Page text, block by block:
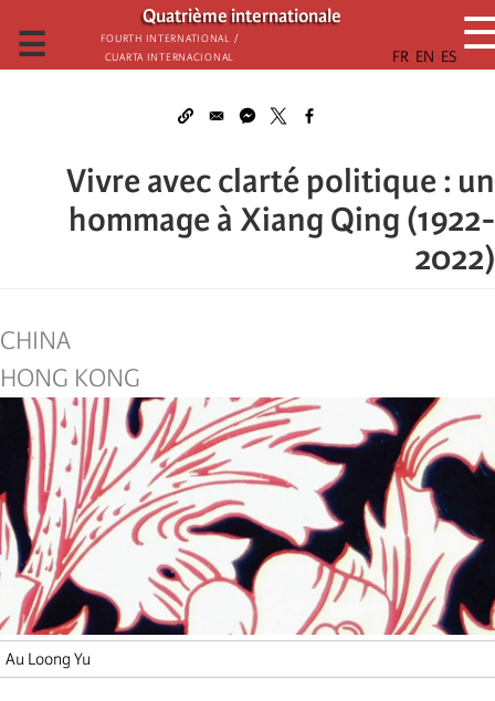
تجاوز
إلى
المحتوى
Quatrième internationale
Fourth International /
Cuarta Internacional
☰
Vivre avec clarté politique : un
hommage à Xiang Qing (1922-
2022)
CHINA
HONG KONG
Au Loong Yu